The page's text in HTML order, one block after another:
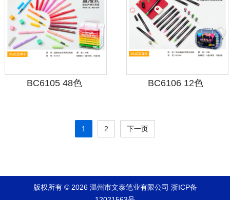
BC6105 48色 BC6106 12色
1 2 下一页
版权所有 © 2026 温州市文泰笔业有限公司 浙ICP备